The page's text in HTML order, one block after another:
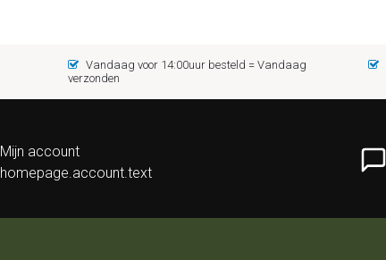
Vandaag voor 14:00uur besteld = Vandaag
verzonden
Mijn account
homepage.account.text